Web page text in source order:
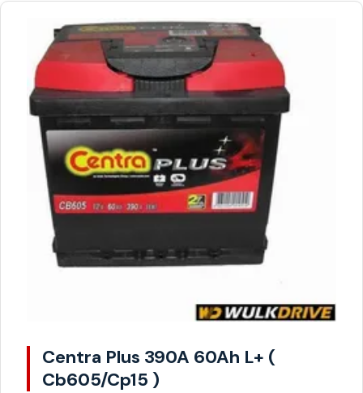
Centra Plus 390A 60Ah L+ (
Cb605/Cp15 )